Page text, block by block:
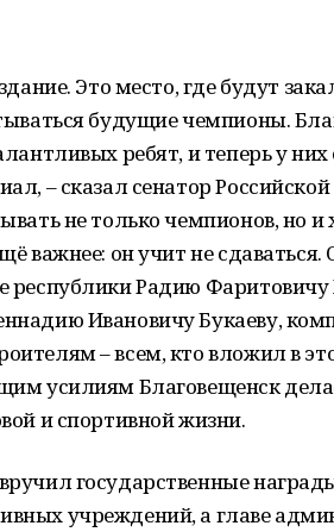
Это место, где будут
будущие чемпионы.
ребят, и теперь у них
– сказал сенатор
не только чемпионов, но
важнее: он учит не сдаваться.
республики Радию
Ивановичу Букаеву,
– всем, кто вложил в
усилиям Благовещенск
и спортивной жизни.
государственные
учреждений, а главе